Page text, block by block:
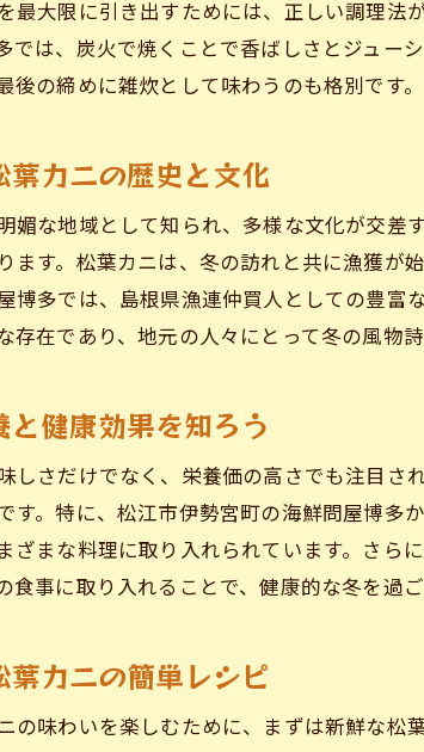
地元の漁業と
松江市の冬の
松葉カニの産
特別な日にお
お客様の声：
記念日にぴ
松葉カニを最
最大限に引き出すためには、正しい調理
では、炭火で焼くことで香ばしさとジュー
後の締めに雑炊として味わうのも格別です
カニの歴史と文化
媚な地域として知られ、多様な文化が交
ます。松葉カニは、冬の訪れと共に漁獲が
博多では、島根県漁連仲買人としての豊
存在であり、地元の人々にとって冬の風物詩
健康効果を知ろう
しさだけでなく、栄養価の高さでも注目さ
す。特に、松江市伊勢宮町の海鮮問屋博
ざまな料理に取り入れられています。さら
食事に取り入れることで、健康的な冬を過
カニの簡単レシピ
の味わいを楽しむために、まずは新鮮な